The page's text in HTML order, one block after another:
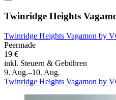
Twinridge Heights
Twinridge Heights Vagamon by
Peermade
19 €
inkl. Steuern & Gebühren
9. Aug.–10. Aug.
Twinridge Heights Vagamon by